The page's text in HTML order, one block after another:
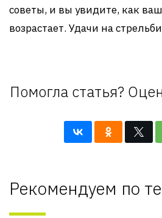
советы, и вы увидите, как
возрастает. Удачи на
Помогла статья?
Рекомендуем по